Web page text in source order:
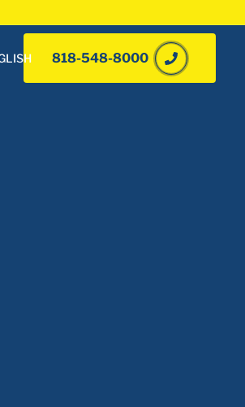
818-548-8000